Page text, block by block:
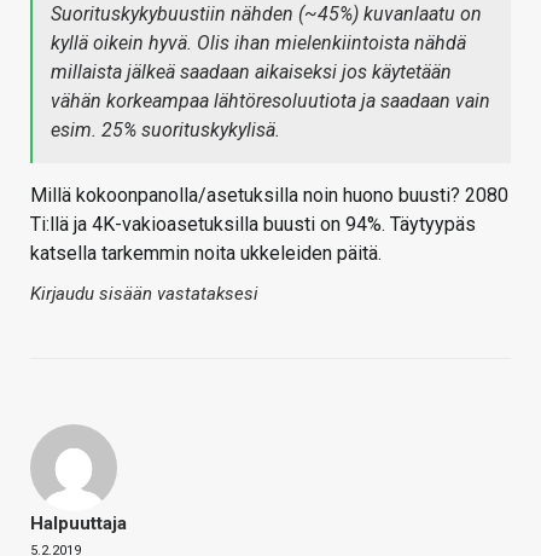
Suorituskykybuustiin nähden (~45%) kuvanlaatu on
kyllä oikein hyvä. Olis ihan mielenkiintoista nähdä
millaista jälkeä saadaan aikaiseksi jos käytetään
vähän korkeampaa lähtöresoluutiota ja saadaan vain
esim. 25% suorituskykylisä.
Millä kokoonpanolla/asetuksilla noin huono buusti? 2080
Ti:llä ja 4K-vakioasetuksilla buusti on 94%. Täytyypäs
katsella tarkemmin noita ukkeleiden päitä.
Kirjaudu sisään vastataksesi
Halpuuttaja
5.2.2019